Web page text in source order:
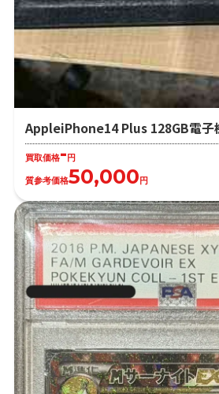
AppleiPhone14 Plus 128GB電子
買取価格-円
質参考価格50,000円